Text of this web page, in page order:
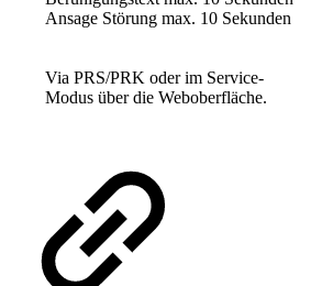
Ansage Störung max. 10 Sekunden
Via PRS/PRK oder im Service-
Modus über die Weboberfläche.